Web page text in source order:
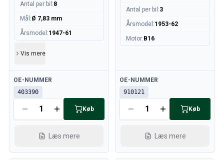
Antal per bil :8
Mål :Ø 7,83 mm
Årsmodel :1947-61
Vis mere
Tilgængelig
OE-NUMMER
403390
Køb
Læs mere
Antal per bil :3
Årsmodel :1953-62
Motor: B16
Tilgængelig
OE-NUMMER
910121
Køb
Læs mere